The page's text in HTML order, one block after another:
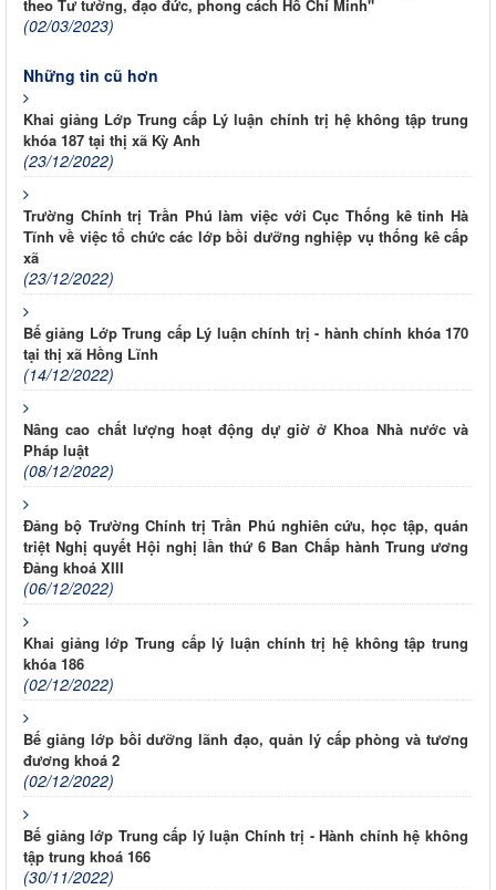
theo Tư tưởng, đạo đức, phong cách Hồ Chí Minh"
(02/03/2023)
Những tin cũ hơn
Khai giảng Lớp Trung cấp Lý luận chính trị hệ không tập trung
khóa 187 tại thị xã Kỳ Anh
(23/12/2022)
Trường Chính trị Trần Phú làm việc với Cục Thống kê tỉnh Hà
Tĩnh về việc tổ chức các lớp bồi dưỡng nghiệp vụ thống kê cấp
xã
(23/12/2022)
Bế giảng Lớp Trung cấp Lý luận chính trị - hành chính khóa 170
tại thị xã Hồng Lĩnh
(14/12/2022)
Nâng cao chất lượng hoạt động dự giờ ở Khoa Nhà nước và
Pháp luật
(08/12/2022)
Đảng bộ Trường Chính trị Trần Phú nghiên cứu, học tập, quán
triệt Nghị quyết Hội nghị lần thứ 6 Ban Chấp hành Trung ương
Đảng khoá XIII
(06/12/2022)
Khai giảng lớp Trung cấp lý luận chính trị hệ không tập trung
khóa 186
(02/12/2022)
Bế giảng lớp bồi dưỡng lãnh đạo, quản lý cấp phòng và tương
đương khoá 2
(02/12/2022)
Bế giảng lớp Trung cấp lý luận Chính trị - Hành chính hệ không
tập trung khoá 166
(30/11/2022)